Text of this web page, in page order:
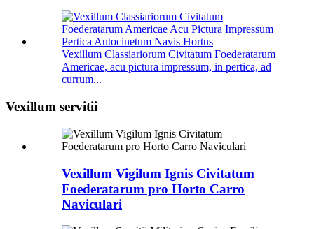
Vexillum Classiariorum Civitatum Foederatarum
Americae, acu pictura impressum, in pertica, ad
currum...
Vexillum servitii
Vexillum Vigilum Ignis Civitatum
Foederatarum pro Horto Carro
Naviculari